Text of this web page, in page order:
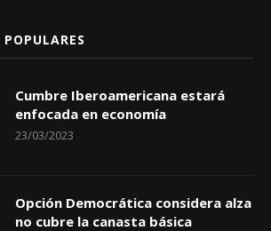
Cumbre Iberoamericana estará
enfocada en economía
23/03/2023
Opción Democrática considera alza
no cubre la canasta básica